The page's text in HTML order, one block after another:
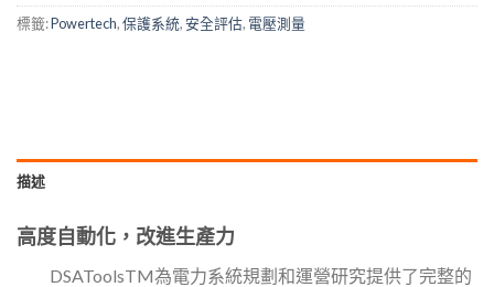
標籤:Powertech,保護系統,安全評估, 電壓測量
描述
高度自動化，改進生產力
DSAToolsTM為電力系統規劃和運營研究提供了完整的